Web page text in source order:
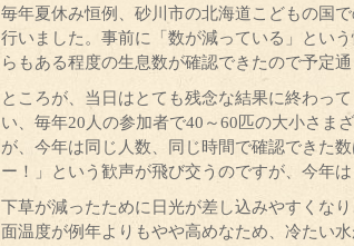
毎年夏休み恒例、砂川市の北海道こどもの国
行いました。事前に「数が減っている」とい
らもある程度の生息数が確認できたので予定
ところが、当日はとても残念な結果に終わっ
い、毎年20人の参加者で40～60匹の大小さま
が、今年は同じ人数、同じ時間で確認できた
ー！」という歓声が飛び交うのですが、今年
下草が減ったために日光が差し込みやすくな
面温度が例年よりもやや高めなため、冷たい